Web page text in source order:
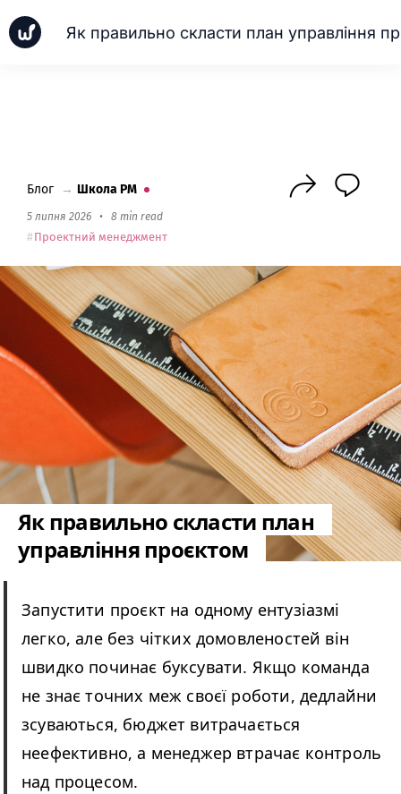
Блог → Школа PM
5 липня 2026 • 8 min read
Проектний менеджмент
Як правильно скласти план
управління проєктом
Запустити проєкт на одному ентузіазмі
легко, але без чітких домовленостей він
швидко починає буксувати. Якщо команда
не знає точних меж своєї роботи, дедлайни
зсуваються, бюджет витрачається
неефективно, а менеджер втрачає контроль
над процесом.